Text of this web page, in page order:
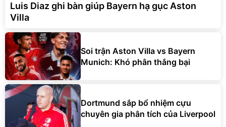
Luis Diaz ghi bàn giúp Bayern hạ gục Aston
Villa
Soi trận Aston Villa vs Bayern
Munich: Khó phân thắng bại
Dortmund sắp bổ nhiệm cựu
chuyên gia phân tích của Liverpool